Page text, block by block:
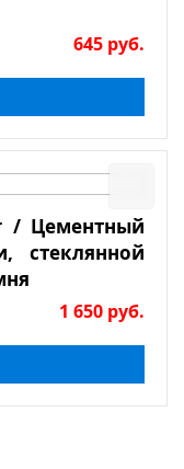
645 руб.
/ Цементный
стеклянной
1 650 руб.